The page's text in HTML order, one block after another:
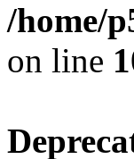
/home/
on line